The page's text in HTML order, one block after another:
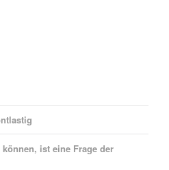
ist eine Frage der